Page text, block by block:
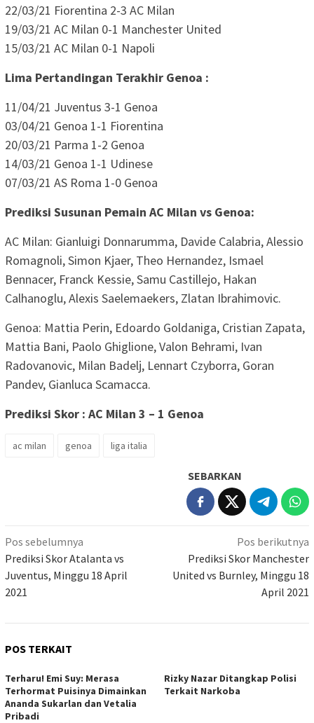
22/03/21 Fiorentina 2-3 AC Milan
19/03/21 AC Milan 0-1 Manchester United
15/03/21 AC Milan 0-1 Napoli
Lima Pertandingan Terakhir Genoa :
11/04/21 Juventus 3-1 Genoa
03/04/21 Genoa 1-1 Fiorentina
20/03/21 Parma 1-2 Genoa
14/03/21 Genoa 1-1 Udinese
07/03/21 AS Roma 1-0 Genoa
Prediksi Susunan Pemain AC Milan vs Genoa:
AC Milan: Gianluigi Donnarumma, Davide Calabria, Alessio
Romagnoli, Simon Kjaer, Theo Hernandez, Ismael
Bennacer, Franck Kessie, Samu Castillejo, Hakan
Calhanoglu, Alexis Saelemaekers, Zlatan Ibrahimovic.
Genoa: Mattia Perin, Edoardo Goldaniga, Cristian Zapata,
Mattia Bani, Paolo Ghiglione, Valon Behrami, Ivan
Radovanovic, Milan Badelj, Lennart Czyborra, Goran
Pandev, Gianluca Scamacca.
Prediksi Skor : AC Milan 3 – 1 Genoa
ac milan genoa liga italia
SEBARKAN
Navigasi
pos
Pos sebelumnya
Prediksi Skor Atalanta vs
Juventus, Minggu 18 April
2021
Pos berikutnya
Prediksi Skor Manchester
United vs Burnley, Minggu 18
April 2021
POS TERKAIT
Terharu! Emi Suy: Merasa
Terhormat Puisinya Dimainkan
Ananda Sukarlan dan Vetalia
Pribadi
Rizky Nazar Ditangkap Polisi
Terkait Narkoba